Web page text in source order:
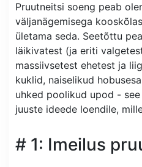
Pruutneitsi soeng peab
väljanägemisega
ületama seda. Seetõttu
läikivatest (ja eriti
massiivsetest ehetest ja
kuklid, naiselikud
uhked poolikud upod -
juuste ideede loendile,
# 1: Imeilus